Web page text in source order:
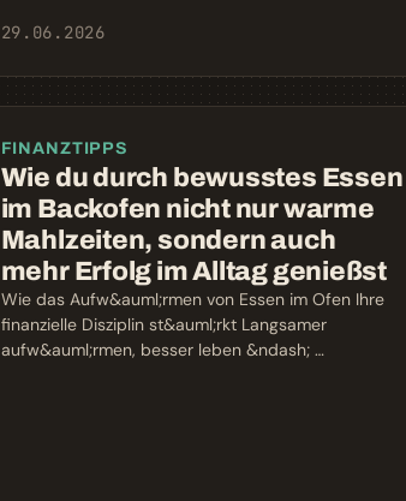
29.06.2026
FINANZTIPPS
Wie du durch bewusstes Essen
im Backofen nicht nur warme
Mahlzeiten, sondern auch
mehr Erfolg im Alltag genießst
Wie das Aufw&auml;rmen von Essen im Ofen Ihre
finanzielle Disziplin st&auml;rkt Langsamer
aufw&auml;rmen, besser leben &ndash; …